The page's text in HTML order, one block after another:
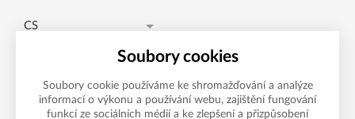
CS
EN
Česká koruna CZK (Kč)
Česká koruna CZK (Kč)
EUR (EUR)
Možnosti platby
Soubory cookies
Soubory cookie používáme ke shromažďování a analýze
informací o výkonu a používání webu, zajištění fungování
funkcí ze sociálních médií a ke zlepšení a přizpůsobení